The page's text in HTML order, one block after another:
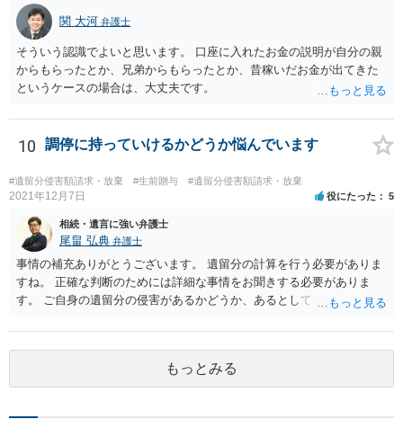
関 大河 弁護士
そういう認識でよいと思います。 口座に入れたお金の説明が自分の親
からもらったとか、兄弟からもらったとか、昔稼いだお金が出てきた
というケースの場合は、大丈夫です。
10 調停に持っていけるかどうか悩んでいます
#遺留分侵害額請求・放棄 #生前贈与 #遺留分侵害額請求・放棄
2021年12月7日 役にたった 5
相続・遺言に強い弁護士
尾畠 弘典 弁護士
事情の補充ありがとうございます。 遺留分の計算を行う必要がありま
すね。 正確な判断のためには詳細な事情をお聞きする必要がありま
す。 ご自身の遺留分の侵害があるかどうか、あるとしてどの程度の金
相談されるのが良いと思います。
もっとみる